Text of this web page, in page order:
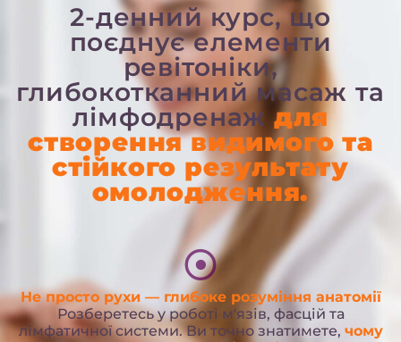
2-денний курс, що
поєднує елементи
ревітоніки,
глибокотканний масаж та
лімфодренаждля
створення видимого та
стійкого результату
омолодження.
Не просто рухи — глибоке розуміння анатомії
Розберетесь у роботі м'язів, фасцій та
лімфатичної системи. Ви точно знатимете, чому